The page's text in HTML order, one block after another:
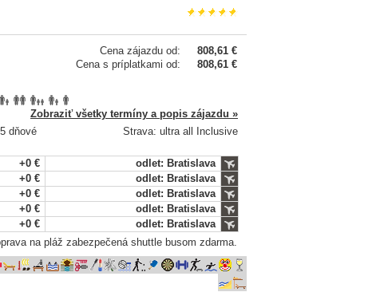
Cena zájazdu od:
808,61 €
Cena s príplatkami od:
808,61 €
Zobraziť všetky termíny a popis zájazdu »
dňové
Strava: ultra all Inclusive
+0 €
odlet: Bratislava
+0 €
odlet: Bratislava
+0 €
odlet: Bratislava
+0 €
odlet: Bratislava
+0 €
odlet: Bratislava
na pláž zabezpečená shuttle busom zdarma.